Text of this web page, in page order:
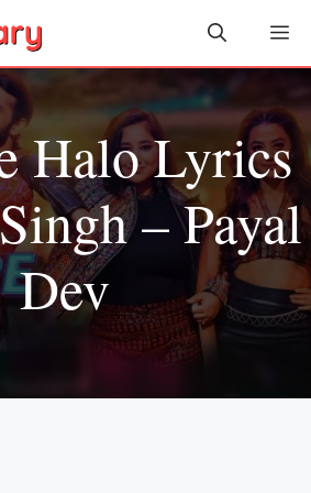
Halo Lyrics
– Payal
Dev